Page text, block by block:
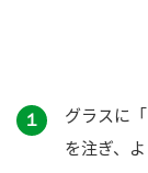
１
グラスに
を注ぎ、